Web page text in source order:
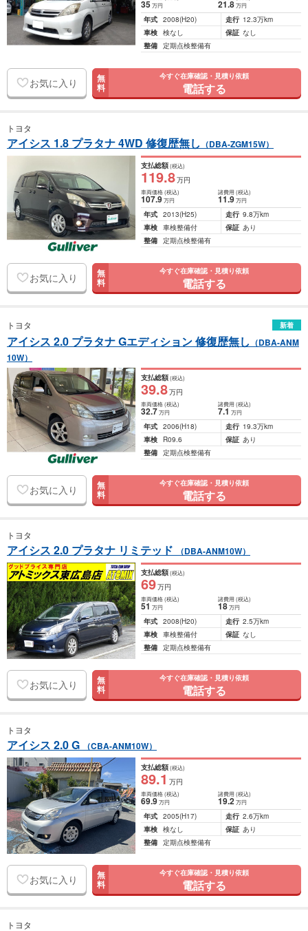
35万円 21.8 万円
年式 2008(H20) 走行 12.3万km
車検 検なし 保証 なし
整備 定期点検整備有
お気に入り 無
料
今すぐ在庫確認・見積り依頼
電話する
トヨタ
アイシス 1.8 プラタナ 4WD 修復歴無し （DBA-ZGM15W）
支払総額(税込)
119.8万円
車両価格(税込)
107.9万円
諸費用 (税込)
11.9 万円
年式 2013(H25) 走行 9.8万km
車検 車検整備付 保証 あり
整備 定期点検整備有
お気に入り 無
料
今すぐ在庫確認・見積り依頼
電話する
トヨタ 新着
アイシス 2.0 プラタナ Gエディション 修復歴無し （DBA-ANM
10W）
支払総額(税込)
39.8万円
車両価格(税込)
32.7万円
諸費用 (税込)
7.1 万円
年式 2006(H18) 走行 19.3万km
車検
R09.6 保証 あり
整備 定期点検整備有
お気に入り 無
料
今すぐ在庫確認・見積り依頼
電話する
トヨタ
アイシス 2.0 プラタナ リミテッド （DBA-ANM10W）
支払総額(税込)
69万円
車両価格(税込)
51万円
諸費用 (税込)
18 万円
年式 2008(H20) 走行 2.5万km
車検 車検整備付 保証 なし
整備 定期点検整備有
お気に入り 無
料
今すぐ在庫確認・見積り依頼
電話する
トヨタ
アイシス 2.0 G （CBA-ANM10W）
支払総額(税込)
89.1 万円
車両価格(税込)
69.9万円
諸費用 (税込)
19.2 万円
年式 2005(H17) 走行 2.6万km
車検 検なし 保証 あり
整備 定期点検整備有
お気に入り 無
料
今すぐ在庫確認・見積り依頼
電話する
トヨタ